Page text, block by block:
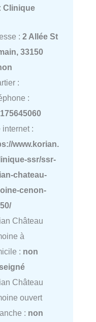
Clinique
: 2 Allée St
33150
:
:
internet :
www.korian.
ssr/ssr-
chateau-
cenon-
Château
à
: non
Château
ouvert
: non